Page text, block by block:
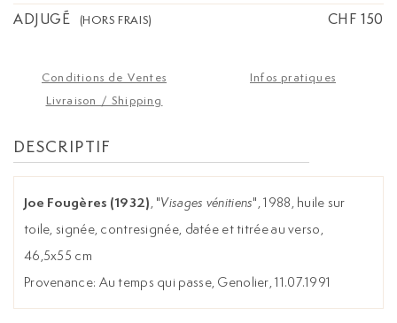
ADJUGÉ (HORS FRAIS) CHF 150
Conditions de Ventes
Infos pratiques
Livraison / Shipping
DESCRIPTIF
Joe Fougères (1932), "Visages vénitiens", 1988, huile sur
toile, signée, contresignée, datée et titrée au verso,
46,5x55 cm
Provenance: Au temps qui passe, Genolier, 11.07.1991